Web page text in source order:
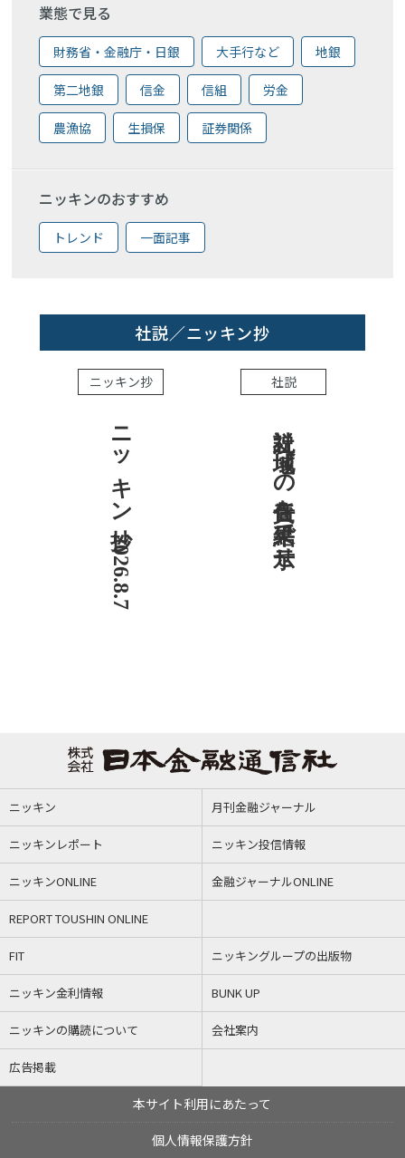
業態で見る
財務省・金融庁・日銀 大手行など 地銀
第二地銀 信金 信組 労金
農漁協 生損保 証券関係
ニッキンのおすすめ
トレンド 一面記事
社説／ニッキン抄
ニッキン抄
ニッキン抄 2026.8.7
社説
社説 地域への責任を結果で示せ
ニッキン 月刊金融ジャーナル
ニッキンレポート ニッキン投信情報
ニッキンONLINE 金融ジャーナルONLINE
REPORT TOUSHIN ONLINE
FIT ニッキングループの出版物
ニッキン金利情報 BUNK UP
ニッキンの購読について 会社案内
広告掲載
本サイト利用にあたって
個人情報保護方針